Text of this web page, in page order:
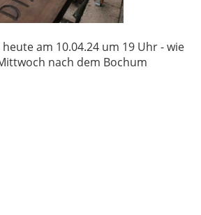
am 10.04.24 um 19 Uhr - wie
nach dem Bochum